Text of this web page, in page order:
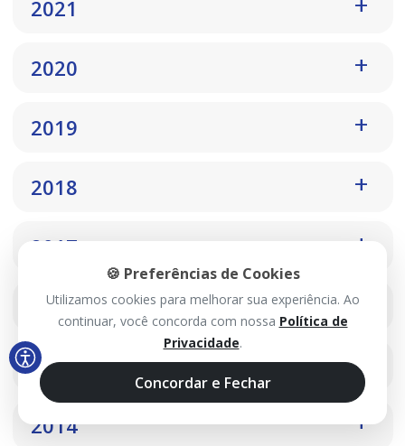
2021
2020
2019
2018
2017
2016
2015
2014
🍪 Preferências de Cookies
Utilizamos cookies para melhorar sua experiência. Ao
continuar, você concorda com nossa Política de
Privacidade.
Concordar e Fechar